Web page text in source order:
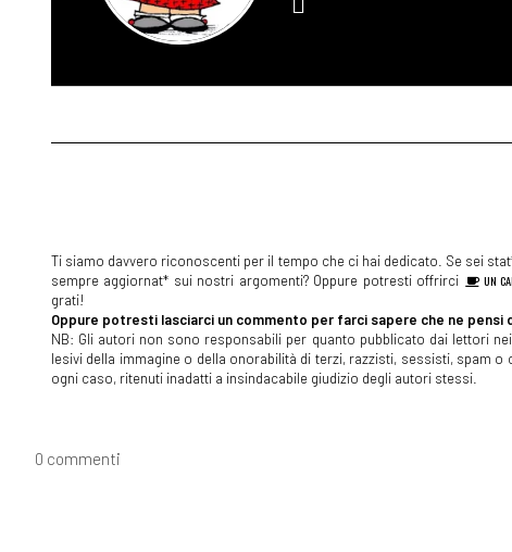
Ti siamo davvero riconoscenti per il tempo che ci hai dedicato. Se sei
sempre aggiornat* sui nostri argomenti? Oppure potresti offrirci
UN
grati!
Oppure potresti lasciarci un commento per farci sapere che ne
NB: Gli autori non sono responsabili per quanto pubblicato dai lettori
lesivi della immagine o della onorabilità di terzi, razzisti, sessisti, spam
ogni caso, ritenuti inadatti a insindacabile giudizio degli autori stessi.
0 commenti